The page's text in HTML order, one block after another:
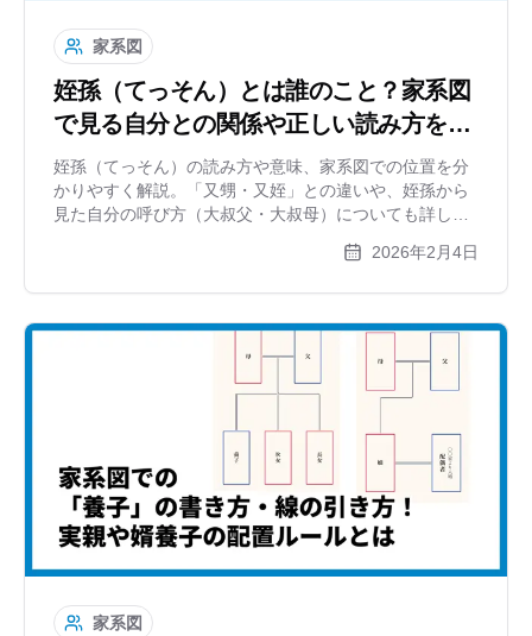
家系図
姪孫（てっそん）とは誰のこと？家系図
で見る自分との関係や正しい読み方を解
説
姪孫（てっそん）の読み方や意味、家系図での位置を分
かりやすく解説。「又甥・又姪」との違いや、姪孫から
見た自分の呼び方（大叔父・大叔母）についても詳しく
2026年2月4日
家系図